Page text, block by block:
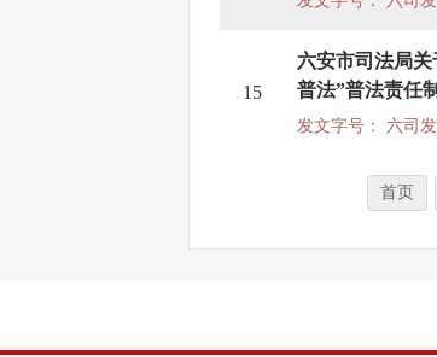
15
六安市司法局
普法”普法责任
发文字号： 六司
首页